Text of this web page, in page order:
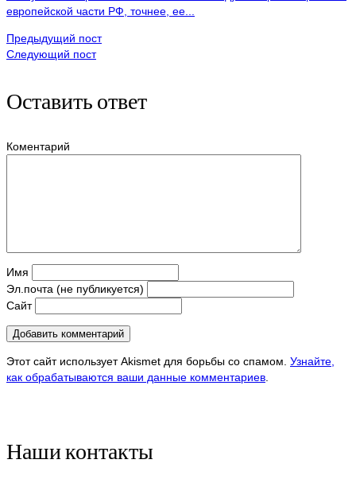
европейской части РФ, точнее, ее...
Предыдущий пост
Следующий пост
Оставить ответ
Коментарий
Имя
Эл.почта (не публикуется)
Сайт
Этот сайт использует Akismet для борьбы со спамом. Узнайте,
как обрабатываются ваши данные комментариев
Наши контакты